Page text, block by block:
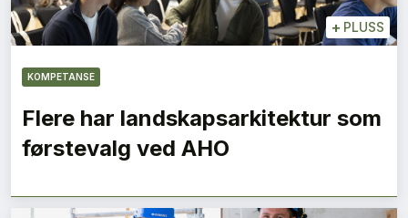
+ PLUSS
KOMPETANSE
Flere har landskapsarkitektur som
førstevalg ved AHO